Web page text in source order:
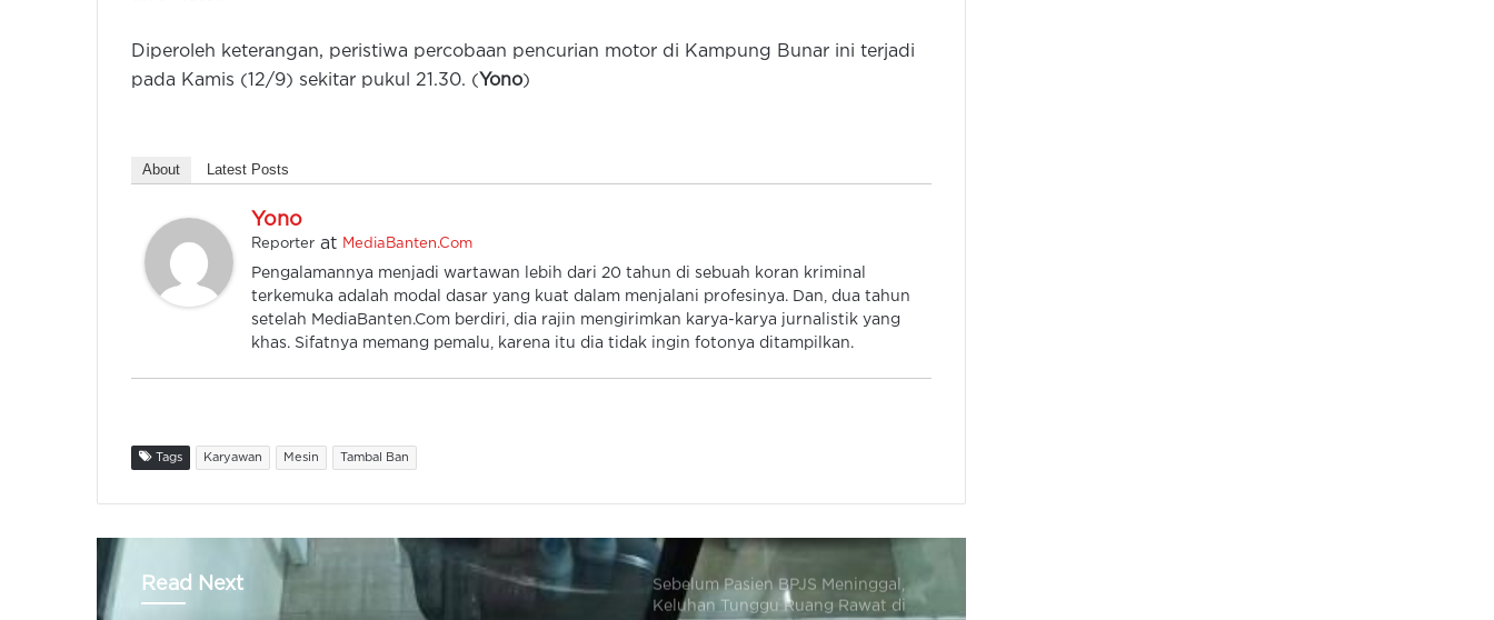
Diperoleh keterangan, peristiwa percobaan pencurian motor di Kampung Bunar ini terjadi
pada Kamis (12/9) sekitar pukul 21.30. (Yono)
About Latest Posts
Yono
Reporter at MediaBanten.Com
Pengalamannya menjadi wartawan lebih dari 20 tahun di sebuah koran kriminal
terkemuka adalah modal dasar yang kuat dalam menjalani profesinya. Dan, dua tahun
setelah MediaBanten.Com berdiri, dia rajin mengirimkan karya-karya jurnalistik yang
khas. Sifatnya memang pemalu, karena itu dia tidak ingin fotonya ditampilkan.
Tags Karyawan Mesin Tambal Ban
Read Next
Kabidhumas Poda Banten: Warga
Bisa Ajukan Permintaan Air Bersih
Via Call Center Polri 110
Polres Tangsel Diminta Tangani
Keluhan Tunggu Ruang Rawat di
Ini Kata Komisi IX DPR RI
Polres Metro Tangerang Kota Buru
Pemasok Utama Obat Keras Ilegal